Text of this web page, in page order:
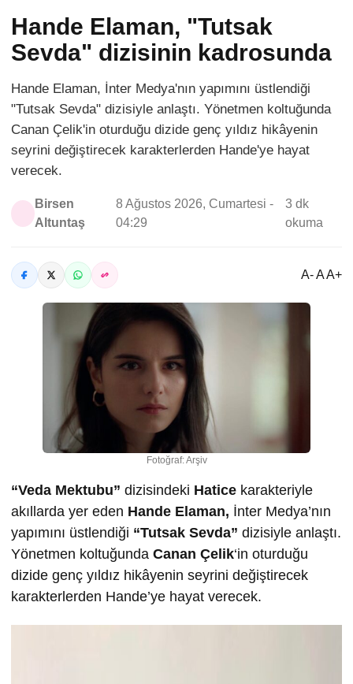
Hande Elaman, "Tutsak
Sevda" dizisinin kadrosunda
Hande Elaman, İnter Medya'nın yapımını üstlendiği
"Tutsak Sevda" dizisiyle anlaştı. Yönetmen koltuğunda
Canan Çelik'in oturduğu dizide genç yıldız hikâyenin
seyrini değiştirecek karakterlerden Hande'ye hayat
verecek.
Birsen
Altuntaş
8 Ağustos 2026, Cumartesi -
04:29
3 dk
okuma
A- A A+
Fotoğraf: Arşiv
“Veda Mektubu” dizisindeki Hatice karakteriyle
akıllarda yer eden Hande Elaman, İnter Medya’nın
yapımını üstlendiği “Tutsak Sevda” dizisiyle anlaştı.
Yönetmen koltuğunda Canan Çelik‘in oturduğu
dizide genç yıldız hikâyenin seyrini değiştirecek
karakterlerden Hande’ye hayat verecek.